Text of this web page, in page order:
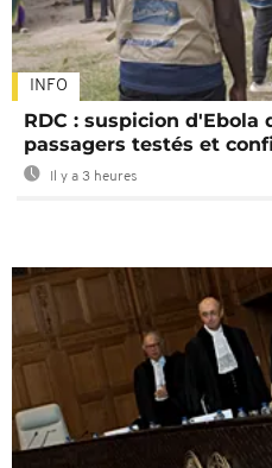
INFO
RDC : suspicion d'Ebola
passagers testés et
Il y a 3 heures